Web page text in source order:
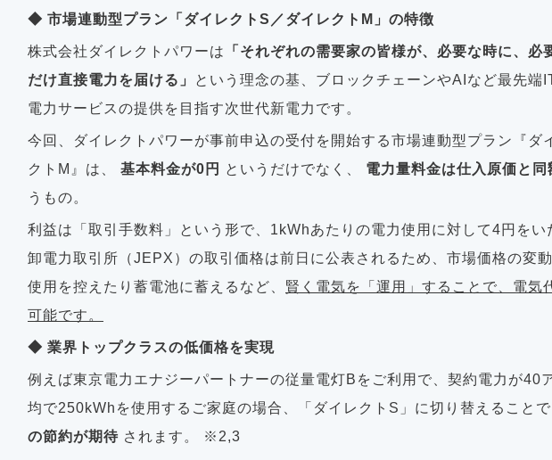
◆ 市場連動型プラン「ダイレクトS／ダイレクトM」の特徴
株式会社ダイレクトパワーは
「それぞれの需要家の皆様が、必要な時に、必
だけ直接電力を届ける」
という理念の基、ブロックチェーンやAIなど最先端
電力サービスの提供を目指す次世代新電力です。
今回、ダイレクトパワーが事前申込の受付を開始する市場連動型プラン『ダ
クトM』は、 基本料金が0円 というだけでなく、
電力量料金は仕入原価と同
うもの。
利益は「取引手数料」という形で、1kWhあたりの電力使用に対して4円をい
卸電力取引所（JEPX）の取引価格は前日に公表されるため、市場価格の変
使用を控えたり蓄電池に蓄えるなど、 賢く電気を「運用」することで、電気
可能です。
◆ 業界トップクラスの低価格を実現
例えば東京電力エナジーパートナーの従量電灯Bをご利用で、契約電力が40
均で250kWhを使用するご家庭の場合、「ダイレクトS」に切り替えること
の節約が期待 されます。 ※2,3